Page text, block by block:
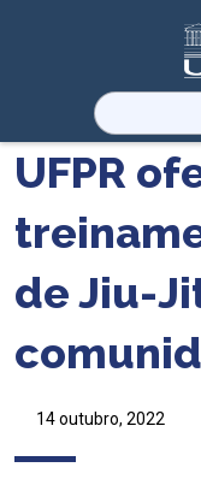
Pesquisar
por:
UFPR
de Jiu-
14 outubro, 2022